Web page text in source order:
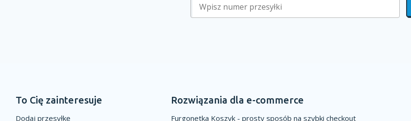
To Cię zainteresuje
Dodaj przesyłkę
Rozwiązania dla e-commerce
Furgonetka Koszyk - prosty sposób na szybki checkout